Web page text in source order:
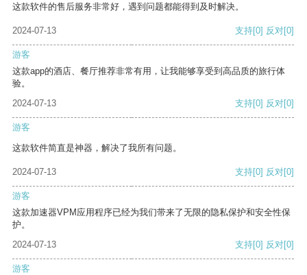
这款软件的售后服务非常好，遇到问题都能得到及时解决。
2024-07-13 支持[0] 反对[0]
游客
这款app的酒店、餐厅推荐非常有用，让我能够享受到高品质的旅行体
验。
2024-07-13
支持[0] 反对[0]
游客
这款软件简直是神器，解决了我所有问题。
2024-07-13 支持[0] 反对[0]
游客
这款加速器VPM应用程序已经为我们带来了无限的隐私保护和安全性保
护。
2024-07-13
支持[0] 反对[0]
游客